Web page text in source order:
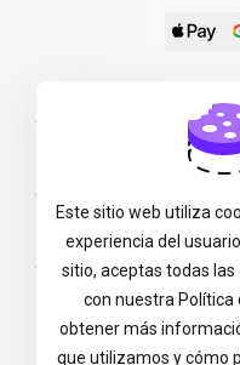
Este sitio web utiliza
experiencia del
sitio, aceptas todas
con nuestra Política
obtener más
que utilizamos y cómo